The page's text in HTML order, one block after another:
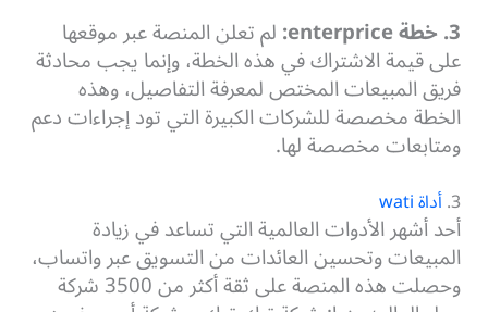
3. خطة
enterprice
:لم تعلن المنصة عبر موقعها
على قيمة الاشتراك في هذه الخطة، وإنما يجب محادثة
فريق المبيعات المختص لمعرفة التفاصيل، وهذه
الخطة مخصصة للشركات الكبيرة التي تود إجراءات دعم
ومتابعات مخصصة لها.
3. أداة wati
أحد أشهر الأدوات العالمية التي تساعد في زيادة
المبيعات وتحسين العائدات من التسويق عبر واتساب،
وحصلت هذه المنصة على ثقة أكثر من 3500 شركة